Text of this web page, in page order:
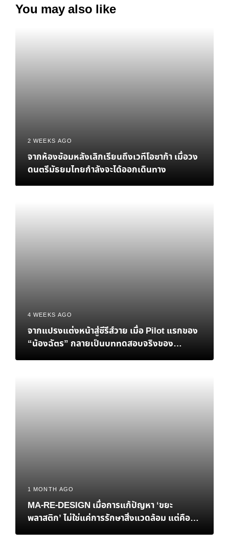
You may also like
2 WEEKS AGO
จากห้องซ้อมหลังเลิกเรียนถึงเวทีโอซาก้า เมื่อวง
ดนตรีมัธยมไทยกำลังจะได้ออกเดินทาง
4 WEEKS AGO
จากแปรงแต่งหน้าสู่ซีรีส์วาย เมื่อ Pilot แรกของ
“น้องฉัตร” กลายเป็นบททดสอบจริงของ
1 MONTH AGO
MA-RE-DESIGN เมื่อการแก้ปัญหา ‘ขยะ
พลาสติก’ ไม่ใช่แค่การรักษาสิ่งแวดล้อม แต่คือ